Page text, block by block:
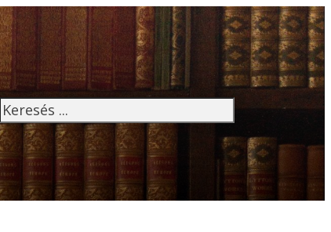
Keresés